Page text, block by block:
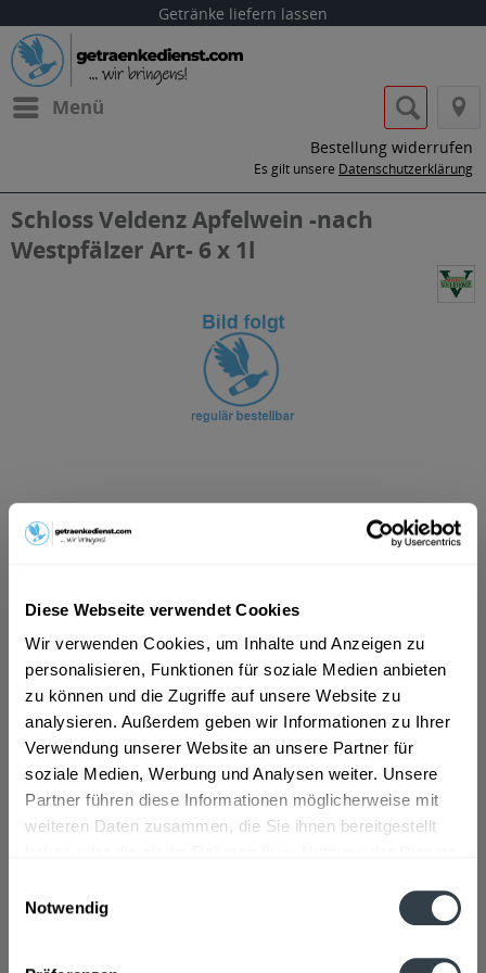
Diese Webseite verwendet Cookies
Wir verwenden Cookies, um Inhalte und Anzeigen zu
personalisieren, Funktionen für soziale Medien anbieten
zu können und die Zugriffe auf unsere Website zu
analysieren. Außerdem geben wir Informationen zu Ihrer
Verwendung unserer Website an unsere Partner für
soziale Medien, Werbung und Analysen weiter. Unsere
Partner führen diese Informationen möglicherweise mit
weiteren Daten zusammen, die Sie ihnen bereitgestellt
Notwendig
Getränke liefern lassen
Menü
Bestellung widerrufen
Es gilt unsere Datenschutzerklärung
Schloss Veldenz Apfelwein -nach
Westpfälzer Art- 6 x 1l
inkl. MwSt.ggf. zzgl. Erschwerniszuschlag
Vorrätig
MEHRWEG
+2,40 € Pfand
In den Warenkorb
Artikel-Nr.:
32843
Verfügbar in: